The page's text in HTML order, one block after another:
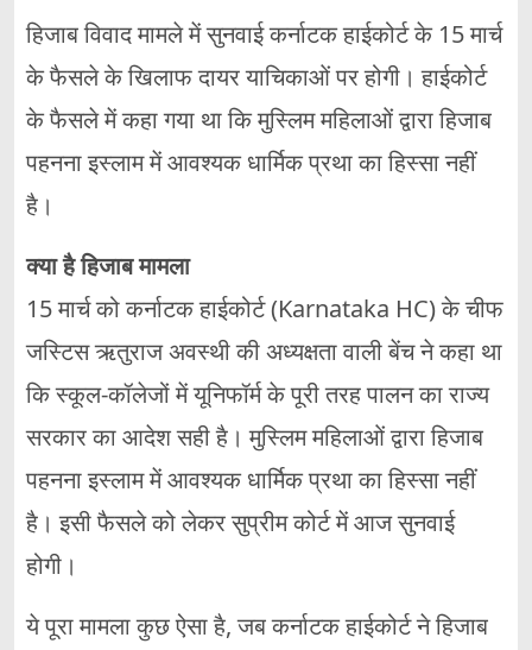
हिजाब विवाद मामले में सुनवाई कर्नाटक हाईकोर्ट के 15 मार्च
के फैसले के खिलाफ दायर याचिकाओं पर होगी। हाईकोर्ट
के फैसले में कहा गया था कि मुस्लिम महिलाओं द्वारा हिजाब
पहनना इस्लाम में आवश्यक धार्मिक प्रथा का हिस्सा नहीं
है।
क्या है हिजाब मामला
15 मार्च को कर्नाटक हाईकोर्ट (Karnataka HC) के चीफ
जस्टिस ऋतुराज अवस्थी की अध्यक्षता वाली बेंच ने कहा था
कि स्कूल-कॉलेजों में यूनिफॉर्म के पूरी तरह पालन का राज्य
सरकार का आदेश सही है। मुस्लिम महिलाओं द्वारा हिजाब
पहनना इस्लाम में आवश्यक धार्मिक प्रथा का हिस्सा नहीं
है। इसी फैसले को लेकर सुप्रीम कोर्ट में आज सुनवाई
होगी।
ये पूरा मामला कुछ ऐसा है, जब कर्नाटक हाईकोर्ट ने हिजाब